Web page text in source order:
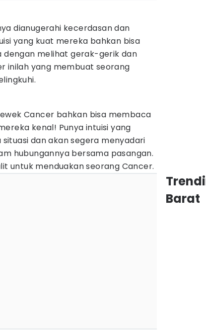
dianugerahi kecerdasan dan
yang kuat mereka bahkan bisa
dengan melihat gerak-gerik dan
inilah yang membuat seorang
Cancer bahkan bisa membaca
kenal! Punya intuisi yang
dan akan segera menyadari
hubungannya bersama pasangan.
untuk menduakan seorang Cancer.
Barat